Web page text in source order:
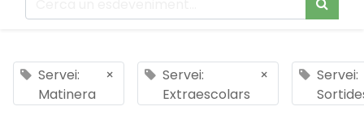
Servei:
Matinera
×
Servei:
Extraescolars
×
Servei: